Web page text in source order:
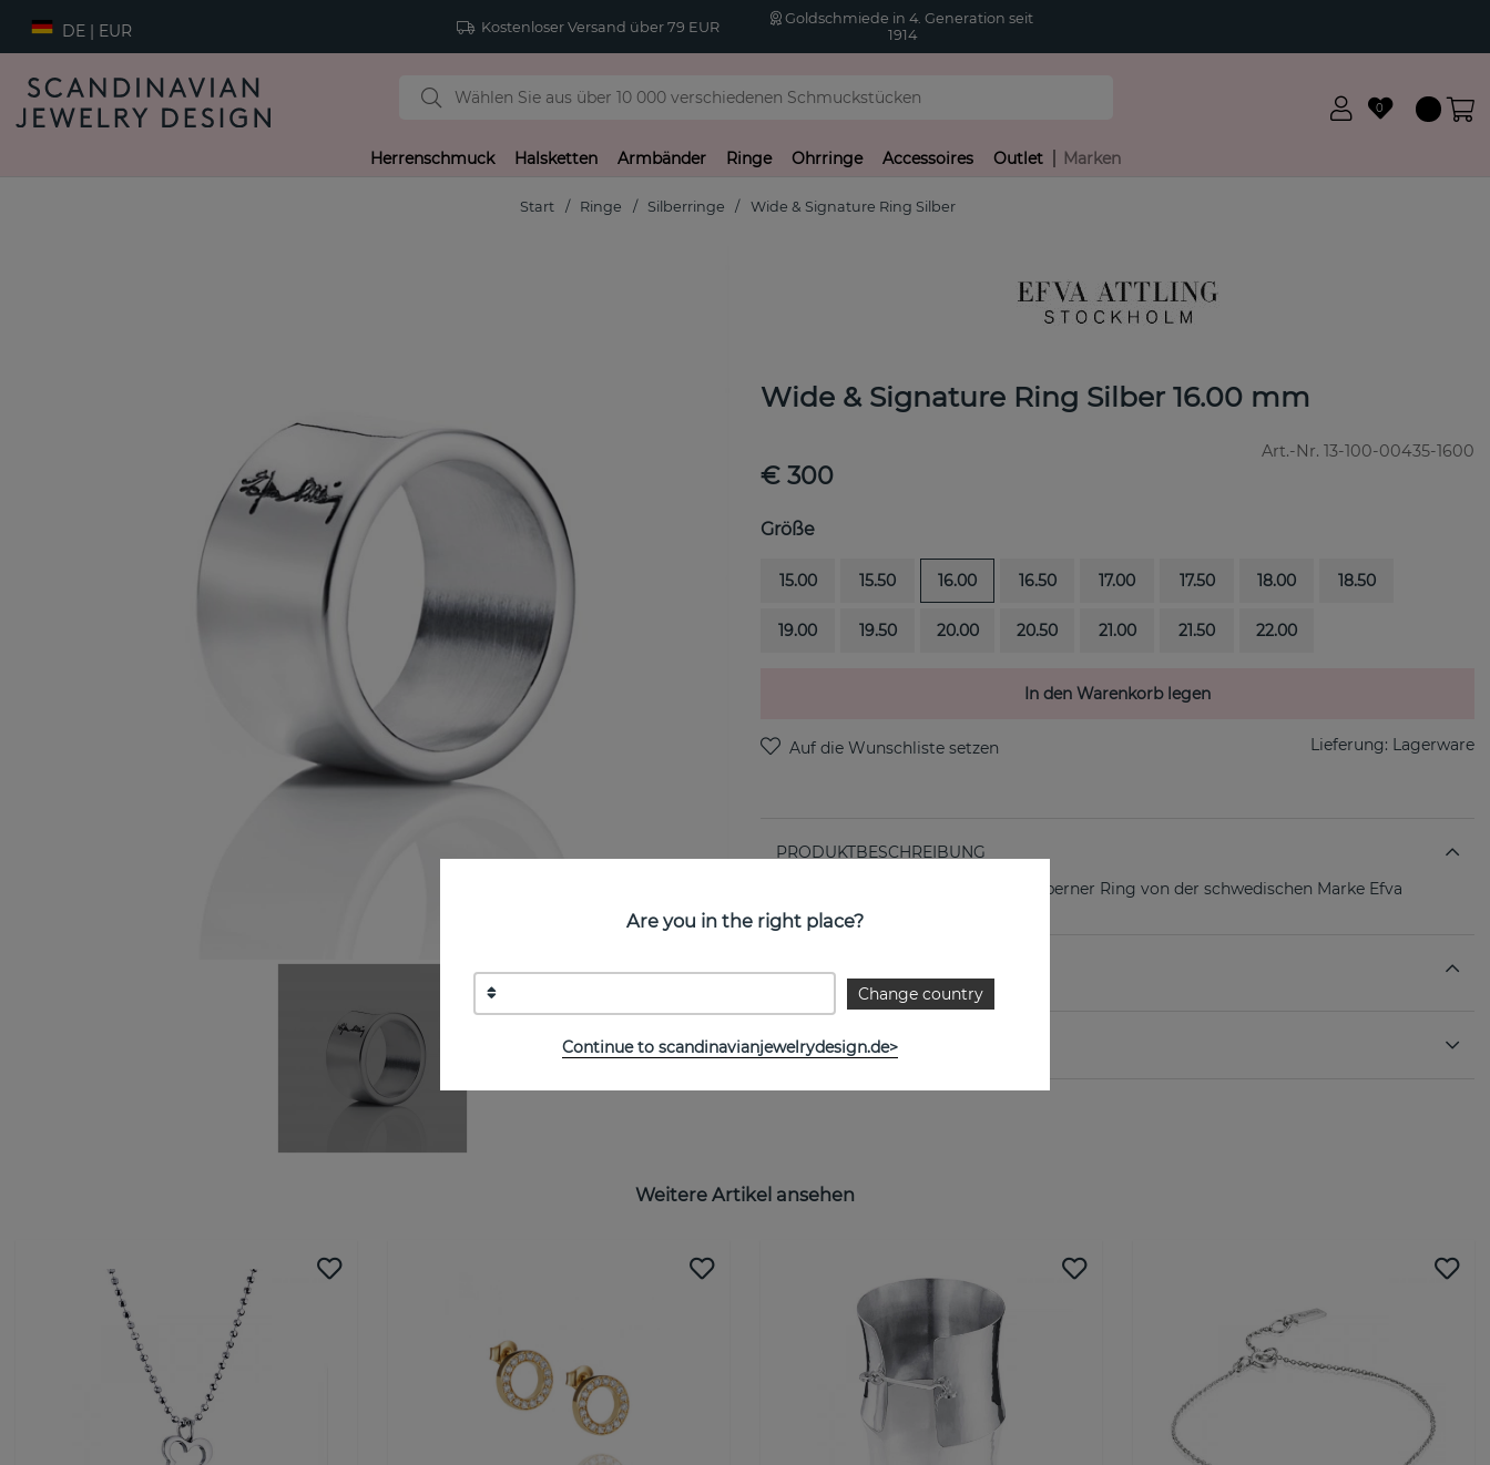
DE | EUR Kostenloser Versand über 79 EUR
Goldschmiede in 4. Generation seit
1914
0
Herrenschmuck Halsketten Armbänder Ringe Ohrringe Accessoires Outlet Marken
Start Ringe Silberringe Wide & Signature Ring Silber
Wide & Signature Ring Silber 16.00 mm
Art.-Nr. 13-100-00435-1600
€ 300
Größe
15.00 15.50 16.00 16.50 17.00 17.50 18.00 18.50
19.00 19.50 20.00 20.50 21.00 21.50 22.00
In den Warenkorb legen
Lieferung: Lagerware
PRODUKTBESCHREIBUNG
Wide & Signature ist ein sterlingsilberner Ring von der schwedischen Marke Efva
Attling
EIGENSCHAFTEN
GRÖSSENTABELLE
Weitere Artikel ansehen
Are you in the right place?
Change country
Continue to scandinavianjewelrydesign.de>